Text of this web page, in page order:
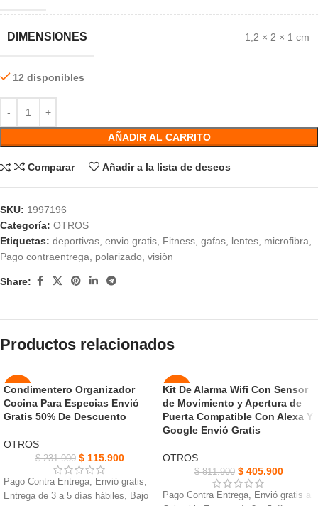
DIMENSIONES 1,2 × 2 × 1 cm
12 disponibles
AÑADIR AL CARRITO
Comparar Añadir a la lista de deseos
SKU: 1997196
Categoría: OTROS
Etiquetas: deportivas envio gratis Fitness gafas lentes microfibra
Pago contraentrega
polarizado visiòn
Share:
Productos relacionados
-50%
NUEVO
Condimentero Organizador
Cocina Para Especias Envió
Gratis 50% De Descuento
OTROS
$231.900 $115.900
Pago Contra Entrega, Envió gratis,
Entrega de 3 a 5 días hábiles, Bajo
-50%
NUEVO
Kit De Alarma Wifi Con Sensor
de Movimiento y Apertura de
Puerta Compatible Con Alexa Y
Google Envió Gratis
OTROS
$811.900 $405.900
Pago Contra Entrega, Envió gratis a